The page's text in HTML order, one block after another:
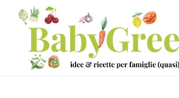
Menu
Passa
contenuto
principale
Passa